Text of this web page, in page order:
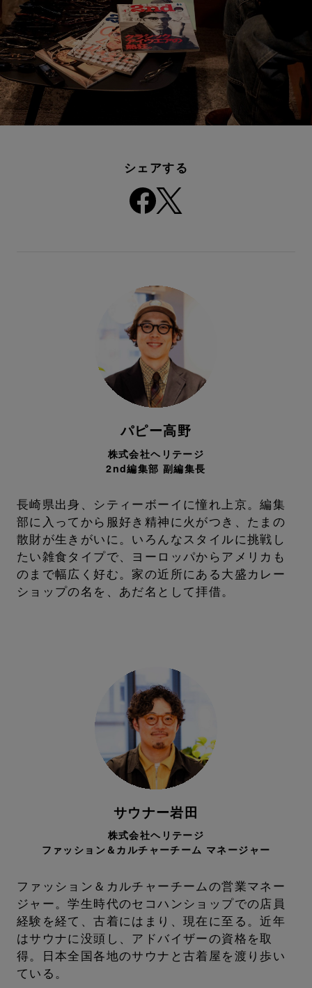
シェアする
パピー高野
株式会社ヘリテージ
2nd編集部 副編集長
長崎県出身、シティーボーイに憧れ上京。編集
部に入ってから服好き精神に火がつき、たまの
散財が生きがいに。いろんなスタイルに挑戦し
たい雑食タイプで、ヨーロッパからアメリカも
のまで幅広く好む。家の近所にある大盛カレー
ショップの名を、あだ名として拝借。
サウナー岩田
株式会社ヘリテージ
ファッション＆カルチャーチーム マネージャー
ファッション＆カルチャーチームの営業マネー
ジャー。学生時代のセコハンショップでの店員
経験を経て、古着にはまり、現在に至る。近年
はサウナに没頭し、アドバイザーの資格を取
得。日本全国各地のサウナと古着屋を渡り歩い
ている。